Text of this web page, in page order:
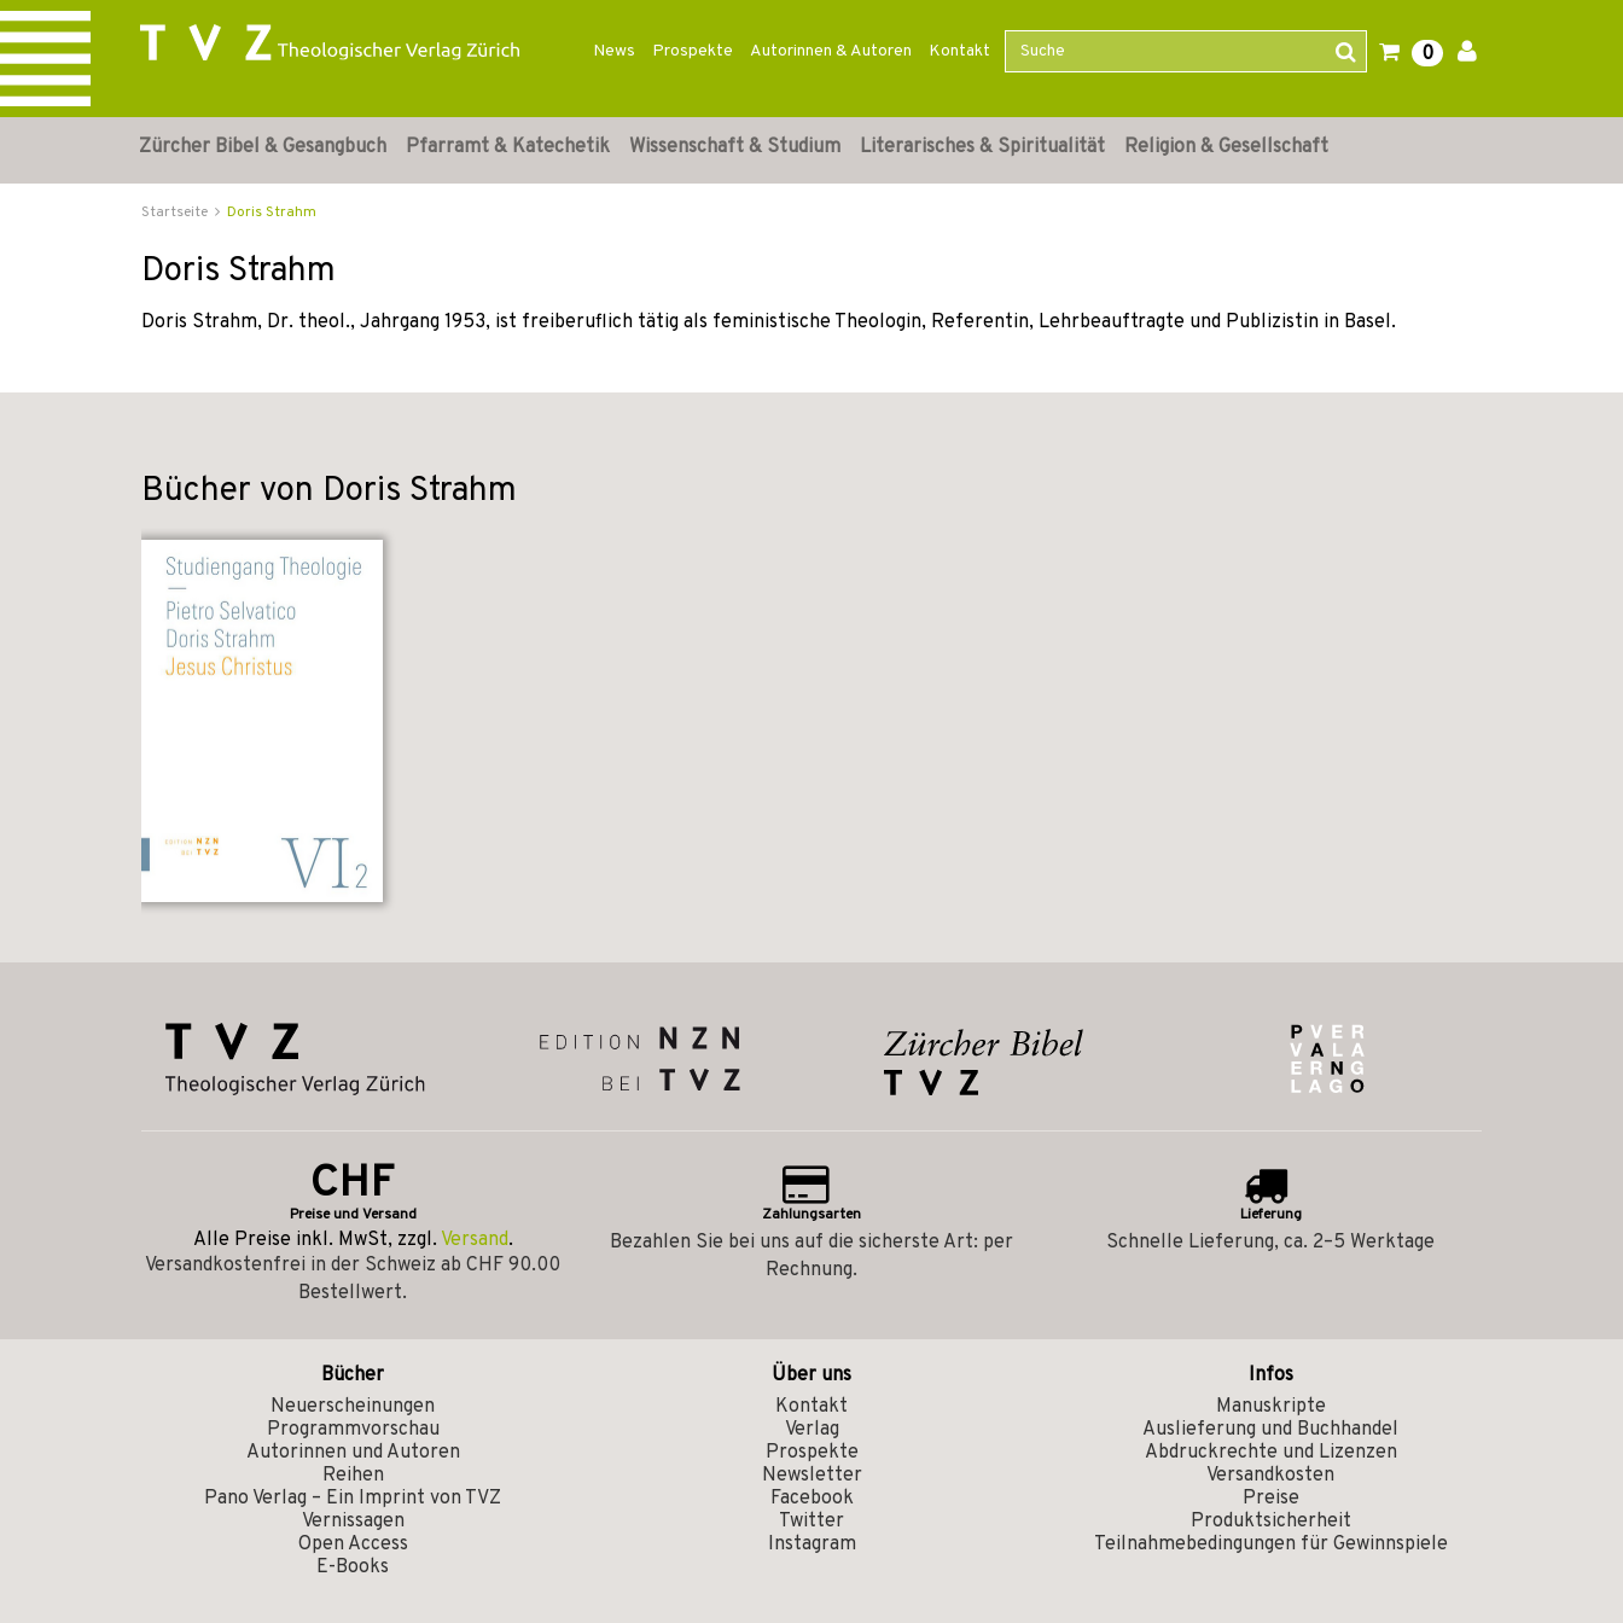
News Prospekte Autorinnen & Autoren Kontakt 0
Zürcher Bibel & Gesangbuch Pfarramt & Katechetik Wissenschaft & Studium Literarisches & Spiritualität Religion & Gesellschaft
Startseite Doris Strahm
Doris Strahm
Doris Strahm, Dr. theol., Jahrgang 1953, ist freiberuflich tätig als feministische Theologin, Referentin, Lehrbeauftragte und Publizistin in Basel.
Bücher von Doris Strahm
CHF
Preise und Versand
Alle Preise inkl. MwSt, zzgl. Versand.
Versandkostenfrei in der Schweiz ab CHF 90.00
Bestellwert.
Zahlungsarten
Bezahlen Sie bei uns auf die sicherste Art: per
Rechnung.
Lieferung
Schnelle Lieferung, ca. 2–5 Werktage
Bücher
Neuerscheinungen
Programmvorschau
Autorinnen und Autoren
Reihen
Pano Verlag – Ein Imprint von TVZ
Vernissagen
Open Access
E-Books
Über uns
Kontakt
Verlag
Prospekte
Newsletter
Facebook
Twitter
Instagram
Infos
Manuskripte
Auslieferung und Buchhandel
Abdruckrechte und Lizenzen
Versandkosten
Preise
Produktsicherheit
Teilnahmebedingungen für Gewinnspiele